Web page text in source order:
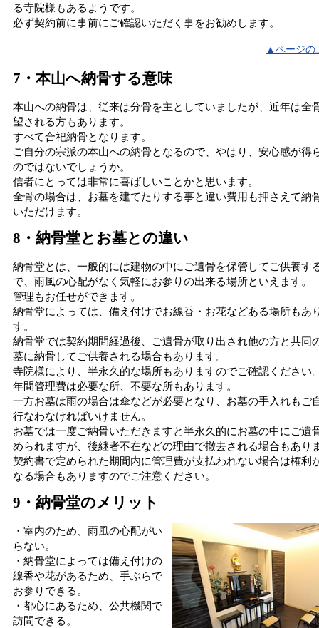
る寺院様もあるようです。
必ず契約前に事前にご確認いただく事をお勧めします。
▲ページの
7・本山へ納骨する意味
本山への納骨は、従来は分骨を主としていましたが、近年は全
望される方もあります。
すべて合祀納骨となります。
ご自分の宗派の本山への納骨となるので、やはり、安心感が得
のではないでしょうか。
信者にとっては非常に喜ばしいことかと思います。
全骨の場合は、お墓を建てたりする事と違い費用も押さえて納
いただけます。
8・納骨堂とお墓との違い
納骨堂とは、一般的には建物の中にご遺骨を保管してご供養す
で、雨風の心配がなく気軽にお参りの出来る場所といえます。
管理もお任せができます。
納骨堂によっては、備え付けでお線香・お花などある場所もあ
す。
納骨堂では契約期間経過後、ご遺骨が取り出され他の方と共同
墓に納骨してご供養される場合もあります。
寺院様により、半永久的な場所もありますのでご確認ください
年間管理費は必要な所、不要な所もあります。
一方お墓は雨の場合は傘などが必要となり、お墓の手入れもご
行なわなければいけません。
お墓では一度ご納骨いただきますと半永久的にお墓の中にご遺
められますが、後継者不在などの理由で撤去される場合もあり
契約書で定められた期間内に管理費が支払われない場合は権利
なる場合もありますのでご注意ください。
9・納骨堂のメリット
・室内のため、雨風の心配がい
らない。
・納骨堂によっては備え付けの
線香や花があるため、手ぶらで
お参りできる。
・都心にあるため、公共機関で
訪問できる。